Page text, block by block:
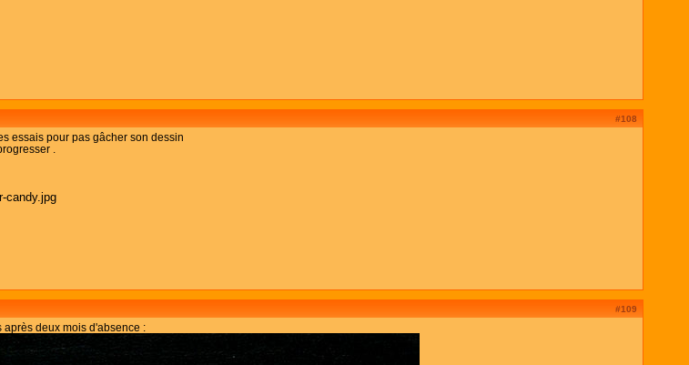
#108
essais pour pas gâcher son dessin
.
#109
deux mois d'absence :